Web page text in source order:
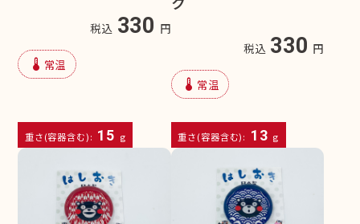
税込 330 円
device_thermostat 常温
重さ(容器含む): 15 g
税込 330 円
device_thermostat 常温
重さ(容器含む): 13 g